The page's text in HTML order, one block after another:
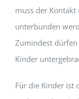
muss der Kontakt
unterbunden
Zumindest
Kinder
Für die Kinder ist